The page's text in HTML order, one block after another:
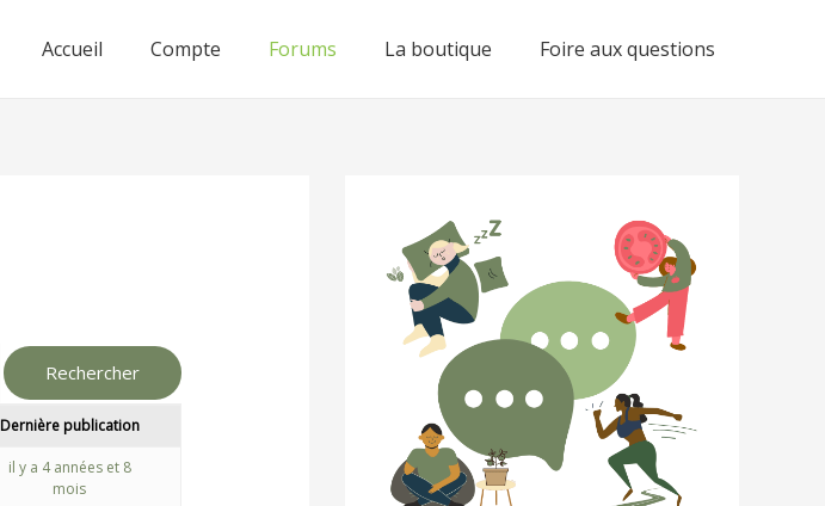
Accueil Compte Forums La boutique Foire aux questions
Dernière publication
il y a 4 années et 8
mois